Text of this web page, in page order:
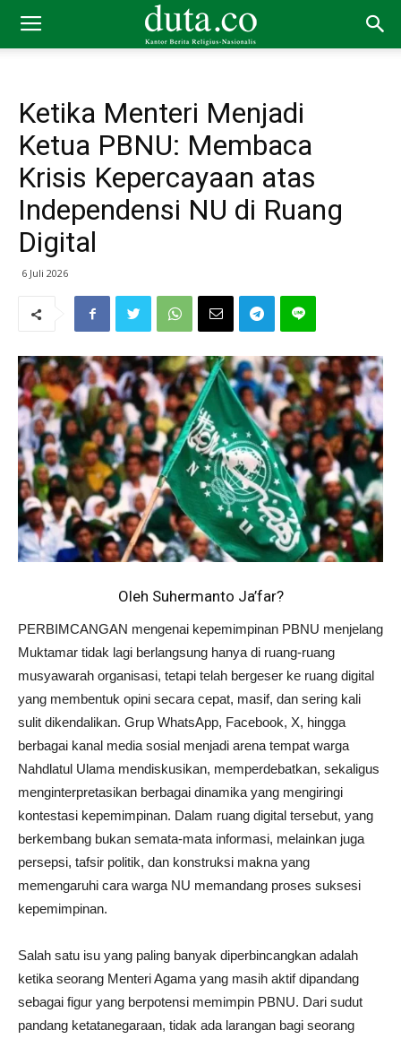
Ketika Menteri Menjadi
Ketua PBNU: Membaca
Krisis Kepercayaan atas
Independensi NU di Ruang
Digital
6 Juli 2026
Oleh Suhermanto Ja’far?
PERBIMCANGAN mengenai kepemimpinan PBNU menjelang
Muktamar tidak lagi berlangsung hanya di ruang-ruang
musyawarah organisasi, tetapi telah bergeser ke ruang digital
yang membentuk opini secara cepat, masif, dan sering kali
sulit dikendalikan. Grup WhatsApp, Facebook, X, hingga
berbagai kanal media sosial menjadi arena tempat warga
Nahdlatul Ulama mendiskusikan, memperdebatkan, sekaligus
menginterpretasikan berbagai dinamika yang mengiringi
kontestasi kepemimpinan. Dalam ruang digital tersebut, yang
berkembang bukan semata-mata informasi, melainkan juga
persepsi, tafsir politik, dan konstruksi makna yang
memengaruhi cara warga NU memandang proses suksesi
kepemimpinan.
Salah satu isu yang paling banyak diperbincangkan adalah
ketika seorang Menteri Agama yang masih aktif dipandang
sebagai figur yang berpotensi memimpin PBNU. Dari sudut
pandang ketatanegaraan, tidak ada larangan bagi seorang